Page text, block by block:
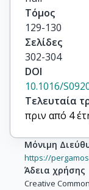
Τόμος
129-130
Σελίδες
302-304
DOI
10.1016/
Τελευταία
πριν από 4
Μόνιμη
https://
Άδεια χρήσης
Creative